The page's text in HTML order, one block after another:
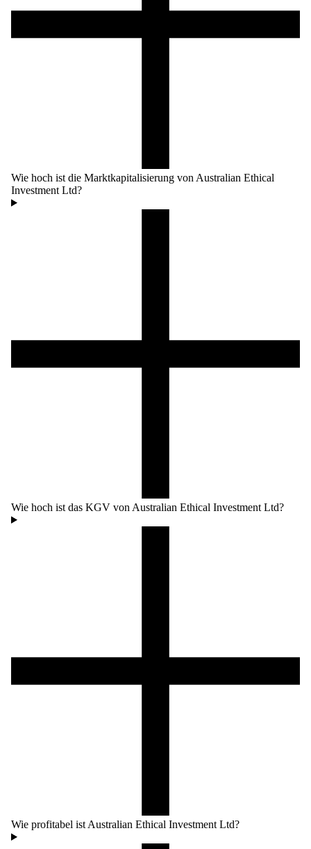
Wie hoch ist die Marktkapitalisierung von Australian Ethical
Investment Ltd?
Wie hoch ist das KGV von Australian Ethical Investment Ltd?
Wie profitabel ist Australian Ethical Investment Ltd?